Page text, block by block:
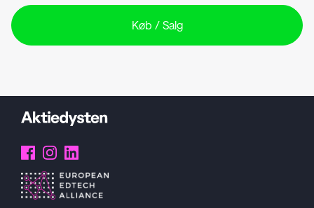
Køb / Salg